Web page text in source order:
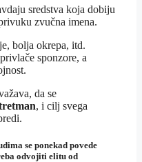
sredstva koja dobiju
zvučna imena.
bolja okrepa, itd.
sponzore, a
da se
, i cilj svega
se ponekad povede
odvojiti elitu od